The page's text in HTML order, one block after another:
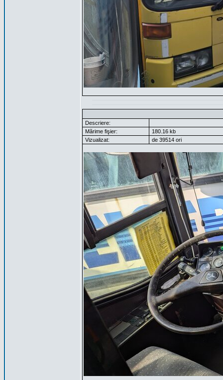
Descriere:
Mărime fişier:
180.16 kb
Vizualizat:
de 39514 ori